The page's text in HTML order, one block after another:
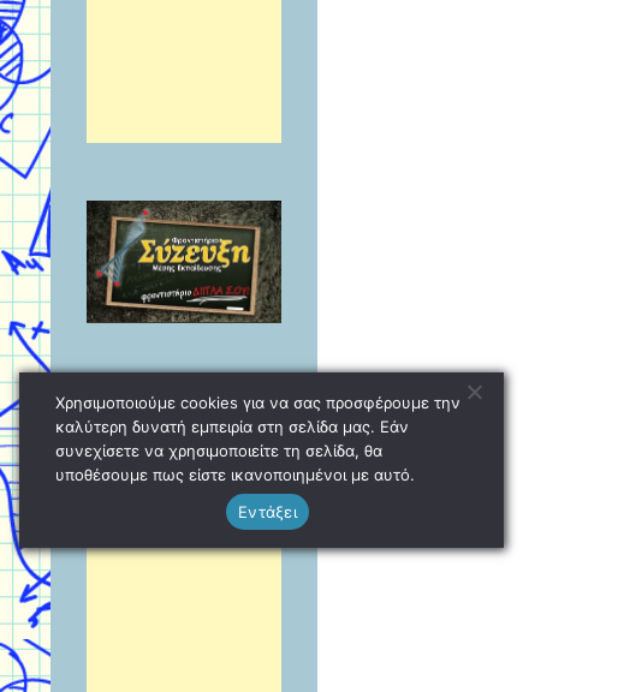
Χρησιμοποιούμε cookies για να σας προσφέρουμε την
καλύτερη δυνατή εμπειρία στη σελίδα μας. Εάν
συνεχίσετε να χρησιμοποιείτε τη σελίδα, θα
υποθέσουμε πως είστε ικανοποιημένοι με αυτό.
Εντάξει